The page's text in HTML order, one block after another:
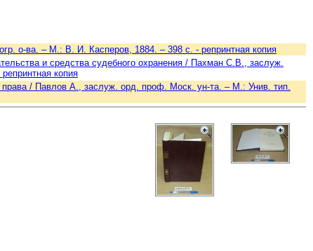
о-ва. – М.: В. И. Касперов, 1884. – 398 с. - репринтная копия
и средства судебного охранения / Пахман С.В., заслуж.
копия
права / Павлов А., заслуж. орд. проф. Моск. ун-та. – М.: Унив. тип.